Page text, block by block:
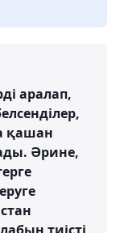
аралап,
қашан
Әрине,
тиісті